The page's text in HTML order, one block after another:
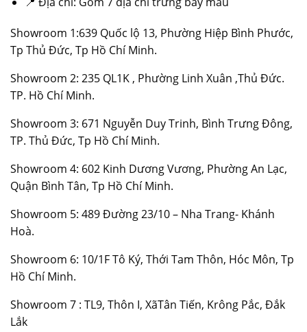
Showroom 1:639 Quốc lộ 13, Phường Hiệp Bình Phước,
Tp Thủ Đức, Tp Hồ Chí Minh.
Showroom 2: 235 QL1K , Phường Linh Xuân ,Thủ Đức.
TP. Hồ Chí Minh.
Showroom 3: 671 Nguyễn Duy Trinh, Bình Trưng Đông,
TP. Thủ Đức, Tp Hồ Chí Minh.
Showroom 4: 602 Kinh Dương Vương, Phường An Lạc,
Quận Bình Tân, Tp Hồ Chí Minh.
Showroom 5: 489 Đường 23/10 – Nha Trang- Khánh
Hoà.
Showroom 6: 10/1F Tô Ký, Thới Tam Thôn, Hóc Môn, Tp
Hồ Chí Minh.
Showroom 7 : TL9, Thôn I, XãTân Tiến, Krông Pắc, Đắk
Lắk